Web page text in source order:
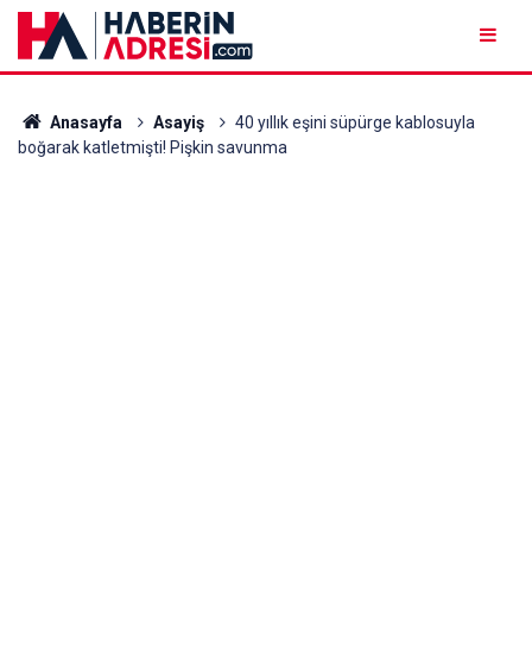
Anasayfa Asayiş
40 yıllık eşini süpürge kablosuyla
boğarak katletmişti! Pişkin savunma